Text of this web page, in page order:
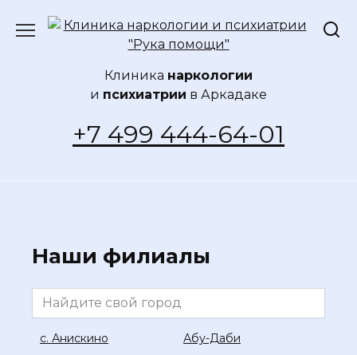
Клиника наркологии
и психиатрии в Аркадаке
+7 499 444-64-01
Наши филиалы
c. Анискино
Абу-Даби